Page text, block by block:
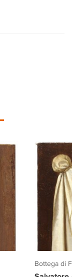
Bottega di